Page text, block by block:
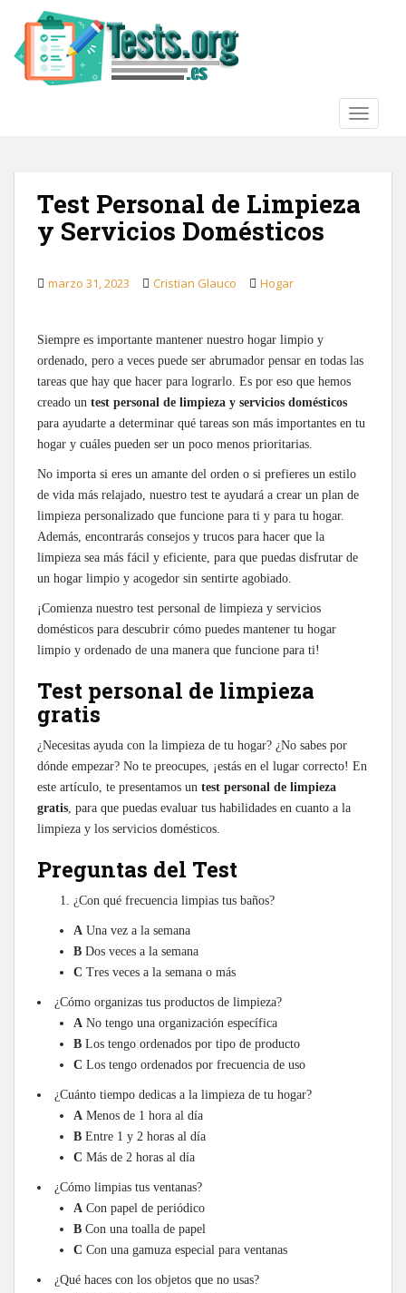
Test Personal de Limpieza
y Servicios Domésticos
marzo 31, 2023 Cristian Glauco Hogar
Siempre es importante mantener nuestro hogar limpio y
ordenado, pero a veces puede ser abrumador pensar en todas las
tareas que hay que hacer para lograrlo. Es por eso que hemos
creado un test personal de limpieza y servicios domésticos
para ayudarte a determinar qué tareas son más importantes en tu
hogar y cuáles pueden ser un poco menos prioritarias.
No importa si eres un amante del orden o si prefieres un estilo
de vida más relajado, nuestro test te ayudará a crear un plan de
limpieza personalizado que funcione para ti y para tu hogar.
Además, encontrarás consejos y trucos para hacer que la
limpieza sea más fácil y eficiente, para que puedas disfrutar de
un hogar limpio y acogedor sin sentirte agobiado.
¡Comienza nuestro test personal de limpieza y servicios
domésticos para descubrir cómo puedes mantener tu hogar
limpio y ordenado de una manera que funcione para ti!
Test personal de limpieza
gratis
¿Necesitas ayuda con la limpieza de tu hogar? ¿No sabes por
dónde empezar? No te preocupes, ¡estás en el lugar correcto! En
este artículo, te presentamos un test personal de limpieza
gratis, para que puedas evaluar tus habilidades en cuanto a la
limpieza y los servicios domésticos.
Preguntas del Test
¿Con qué frecuencia limpias tus baños?
A Una vez a la semana
B Dos veces a la semana
C Tres veces a la semana o más
¿Cómo organizas tus productos de limpieza?
A No tengo una organización específica
B Los tengo ordenados por tipo de producto
C Los tengo ordenados por frecuencia de uso
¿Cuánto tiempo dedicas a la limpieza de tu hogar?
A Menos de 1 hora al día
B Entre 1 y 2 horas al día
C Más de 2 horas al día
¿Cómo limpias tus ventanas?
A Con papel de periódico
B Con una toalla de papel
C Con una gamuza especial para ventanas
¿Qué haces con los objetos que no usas?